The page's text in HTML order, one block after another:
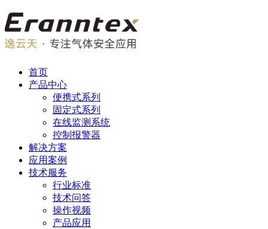
首页
产品中心
便携式系列
固定式系列
在线监测系统
控制报警器
解决方案
应用案例
技术服务
行业标准
技术问答
操作视频
产品应用